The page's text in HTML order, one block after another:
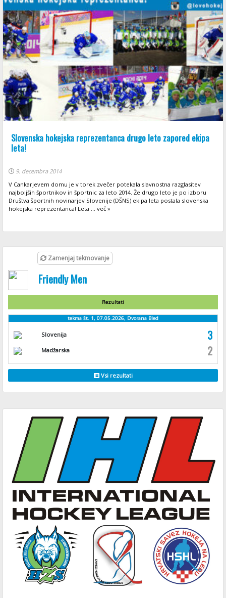
Slovenska hokejska reprezentanca drugo leto zapored ekipa
leta!
9. decembra 2014
V Cankarjevem domu je v torek zvečer potekala slavnostna razglasitev
najboljših športnikov in športnic za leto 2014. Že drugo leto je po izboru
Društva športnih novinarjev Slovenije (DŠNS) ekipa leta postala slovenska
hokejska reprezentanca! Leta ... več »
Zamenjaj tekmovanje
Friendly Men
Rezultati
tekma št. 1, 07.05.2026, Dvorana Bled
Slovenija 3
Madžarska 2
Vsi rezultati